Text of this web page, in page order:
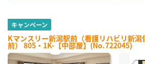
キャンペーン
Kマンスリー新潟駅前（看護リハビリ新潟
前） 805・1K-【中部屋】(No.722045)